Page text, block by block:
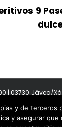
9
| 03730 Jávea/
Restaurant |
|Powered
y de terceros
y asegurar que